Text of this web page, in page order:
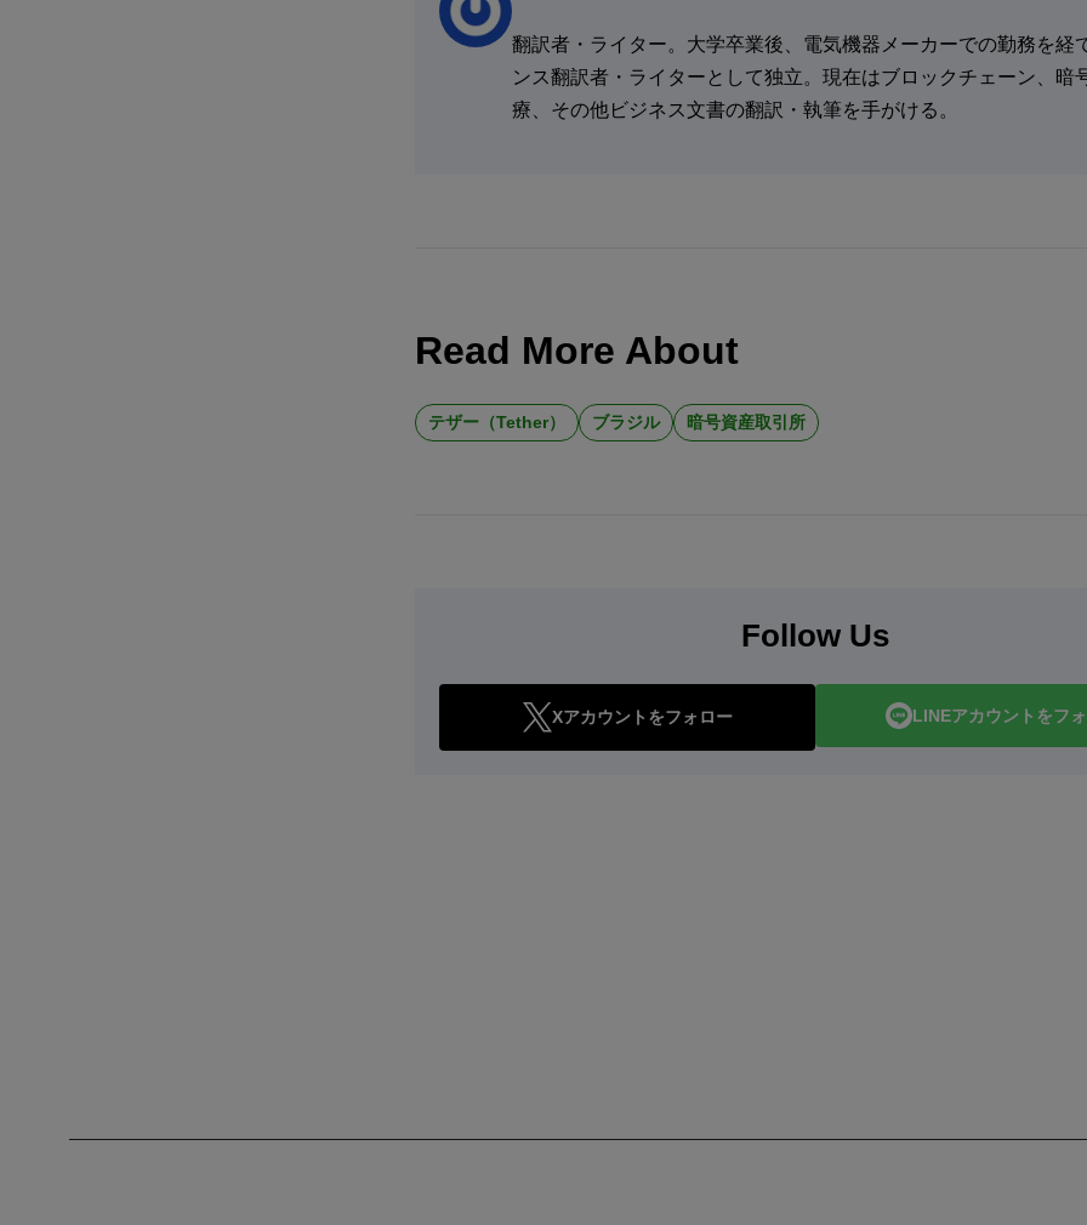
翻訳者・ライター。大学卒業後、電気機器メーカーでの勤務を経
ンス翻訳者・ライターとして独立。現在はブロックチェーン、暗
療、その他ビジネス文書の翻訳・執筆を手がける。
Read More About
テザー（Tether） ブラジル 暗号資産取引所
Follow Us
Xアカウントをフォロー LINEアカウントをフ